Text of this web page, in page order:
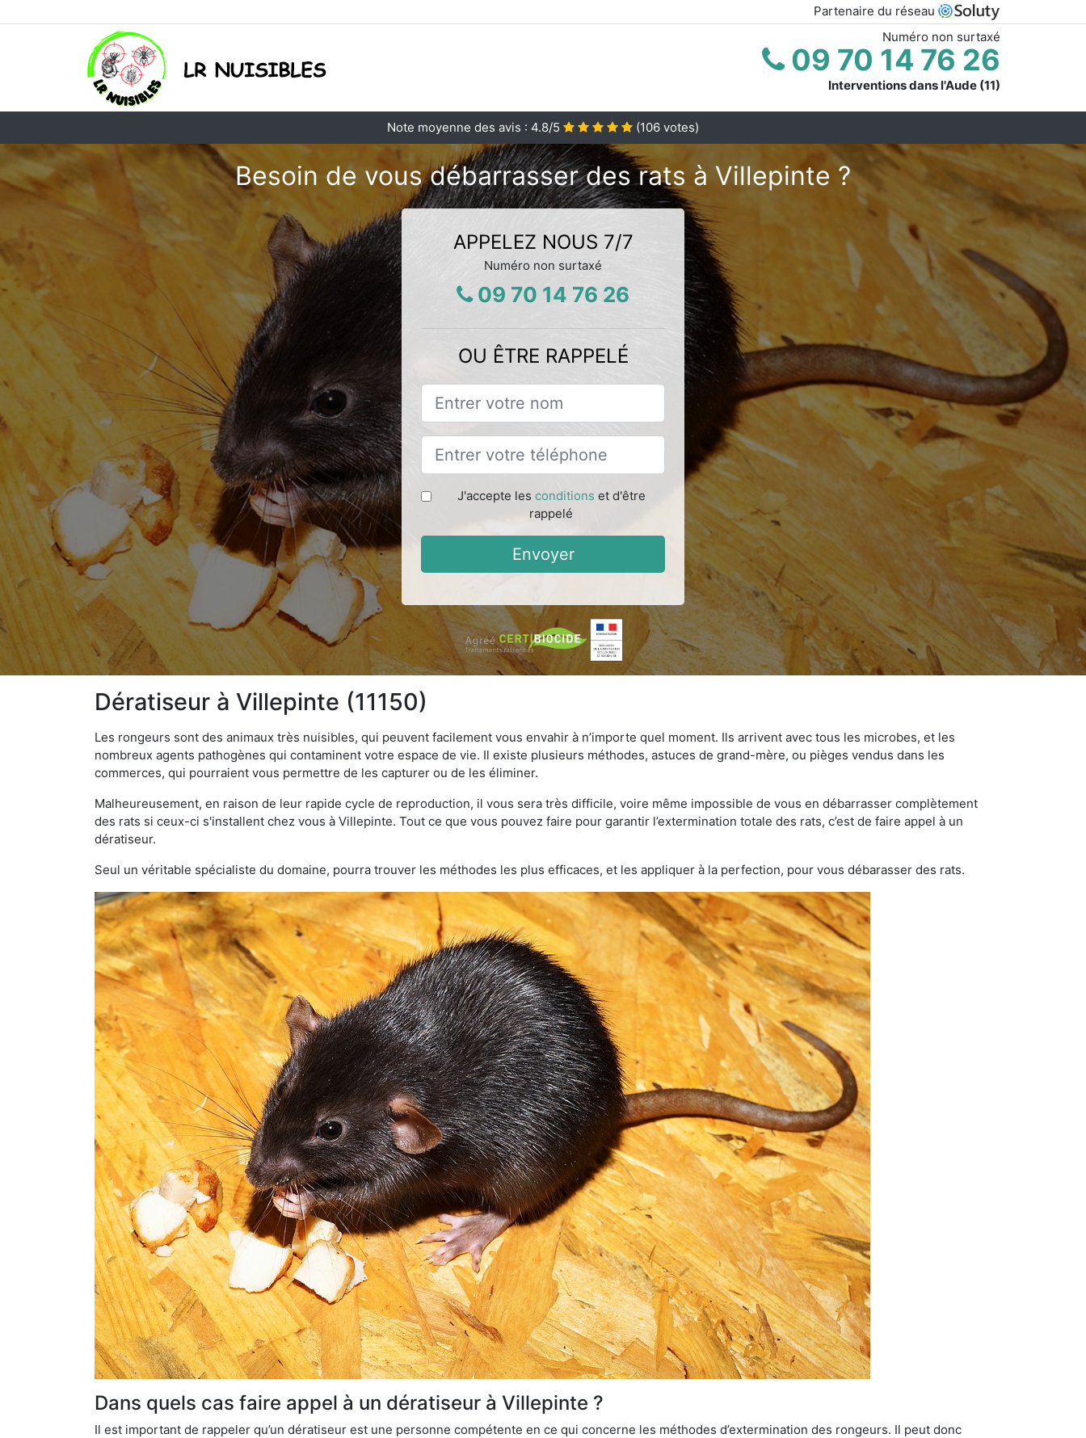
Partenaire du réseau
Numéro non surtaxé
09 70 14 76 26
Interventions dans l'Aude (11)
Note moyenne des avis : 4.8/5 (106 votes)
Besoin de vous débarrasser des rats à Villepinte ?
APPELEZ NOUS 7/7
Numéro non surtaxé
09 70 14 76 26
OU ÊTRE RAPPELÉ
J'accepte les conditions et d'être
rappelé
Envoyer
Dératiseur à Villepinte (11150)
Les rongeurs sont des animaux très nuisibles, qui peuvent facilement vous envahir à n’importe quel moment. Ils arrivent avec tous les microbes, et les
nombreux agents pathogènes qui contaminent votre espace de vie. Il existe plusieurs méthodes, astuces de grand-mère, ou pièges vendus dans les
commerces, qui pourraient vous permettre de les capturer ou de les éliminer.
Malheureusement, en raison de leur rapide cycle de reproduction, il vous sera très difficile, voire même impossible de vous en débarrasser complètement
des rats si ceux-ci s'installent chez vous à Villepinte. Tout ce que vous pouvez faire pour garantir l’extermination totale des rats, c’est de faire appel à un
dératiseur.
Seul un véritable spécialiste du domaine, pourra trouver les méthodes les plus efficaces, et les appliquer à la perfection, pour vous débarasser des rats.
Dans quels cas faire appel à un dératiseur à Villepinte ?
Il est important de rappeler qu’un dératiseur est une personne compétente en ce qui concerne les méthodes d’extermination des rongeurs. Il peut donc